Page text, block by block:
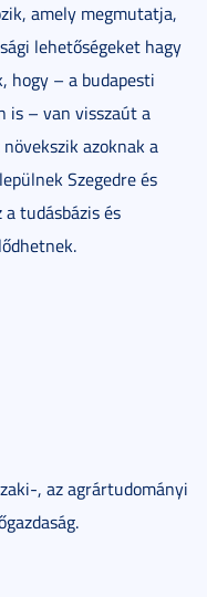
amely megmutatja,
lehetőségeket hagy
hogy – a budapesti
is – van visszaút a
azoknak a
Szegedre és
tudásbázis és
, az agrártudományi